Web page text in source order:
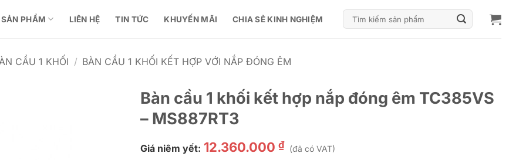
SẢN PHẨM LIÊN HỆ TIN TỨC KHUYẾN MÃI CHIA SẺ KINH NGHIỆM
kiếm:
CẦU 1 KHỐI / BÀN CẦU 1 KHỐI KẾT HỢP VỚI NẮP ĐÓNG ÊM
Bàn cầu 1 khối kết hợp nắp đóng êm TC385VS
– MS887RT3
Giá niêm yết: 12.360.000 ₫ (đã có VAT)